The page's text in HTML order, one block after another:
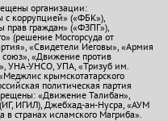
организации:
с коррупцией» («ФБК»),
граждан» («ФЗПГ»),
(решение Мосгорсуда от
«Свидетели Иеговы», «Армия
«Движение против
УНА-УНСО, УПА, «Тризуб им.
крымскотатарского
политическая партия
«Движение Талибан»,
ИГИЛ), Джебхад-ан-Нусра, «АУМ
странах исламского Магриба».